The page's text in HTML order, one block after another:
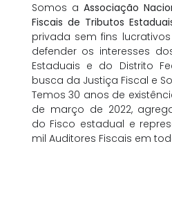
Somos a Associação
Fiscais de Tributos
privada sem fins
defender os interesses
Estaduais e do Distrito
busca da Justiça Fiscal e
Temos 30 anos de
de março de 2022,
do Fisco estadual e
mil Auditores Fiscais em